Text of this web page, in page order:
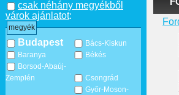
csak néhány megyékből
várok ajánlatot:
megyék
Budapest
Bács-Kiskun
Baranya
Békés
Borsod-Abaúj-
Zemplén
Csongrád
Győr-Moson-